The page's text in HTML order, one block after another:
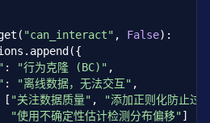
"can_interact" , False):
: "行为克隆 (BC)" ,
: "离线数据，无法交互" ,
[ "关注数据质量" ,
"添加正则化防止过
"使用不确定性估计检测分布偏移"]